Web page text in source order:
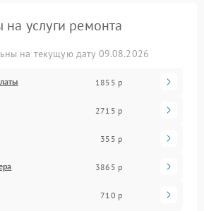
услуги ремонта
на текущую дату 09.08.2026
1855 р
2715 р
355 р
3865 р
710 р